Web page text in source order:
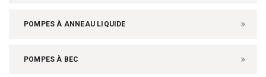
POMPES À ANNEAU LIQUIDE
POMPES À BEC